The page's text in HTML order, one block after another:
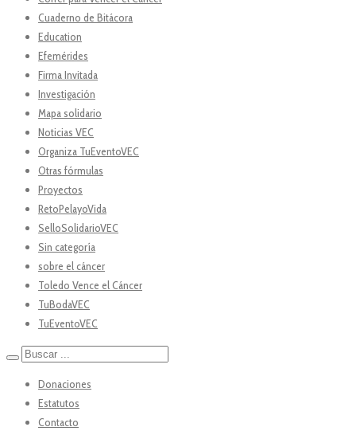
Cuaderno de Bitácora
Education
Efemérides
Firma Invitada
Investigación
Mapa solidario
Noticias VEC
Organiza TuEventoVEC
Otras fórmulas
Proyectos
RetoPelayoVida
SelloSolidarioVEC
Sin categoría
sobre el cáncer
Toledo Vence el Cáncer
TuBodaVEC
TuEventoVEC
Donaciones
Estatutos
Contacto